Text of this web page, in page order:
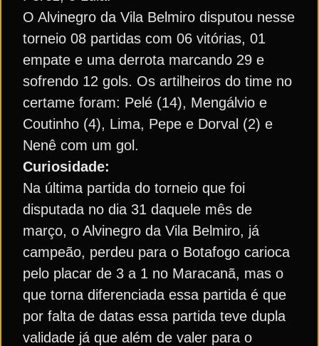
O Alvinegro da Vila Belmiro disputou nesse
torneio 08 partidas com 06 vitórias, 01
empate e uma derrota marcando 29 e
sofrendo 12 gols. Os artilheiros do time no
certame foram: Pelé (14), Mengálvio e
Coutinho (4), Lima, Pepe e Dorval (2) e
Nenê com um gol.
Curiosidade:
Na última partida do torneio que foi
disputada no dia 31 daquele mês de
março, o Alvinegro da Vila Belmiro, já
campeão, perdeu para o Botafogo carioca
pelo placar de 3 a 1 no Maracanã, mas o
que torna diferenciada essa partida é que
por falta de datas essa partida teve dupla
validade já que além de valer para o